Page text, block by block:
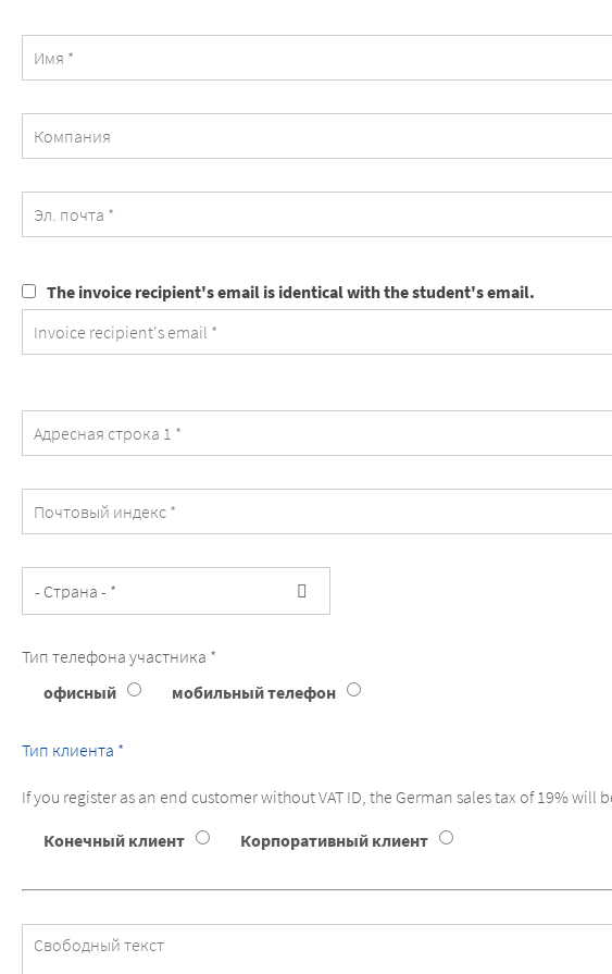
The
invoice
recipient's
email
with
the
student's
The invoice recipient's email is identical with the student's email.
Тип телефона участника *
Тип
телефона
офисный мобильный телефон
Тип клиента *
If you register as an end customer without VAT ID, the German sales tax of 19% will
Тип
клиента
Конечный клиент Корпоративный клиент
Свободный
текст